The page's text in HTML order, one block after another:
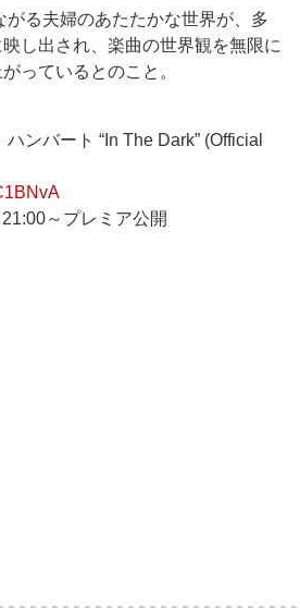
る夫婦のあたたかな世界が、多
し出され、楽曲の世界観を無限に
っているとのこと。
ンバート “In The Dark” (Official
～プレミア公開